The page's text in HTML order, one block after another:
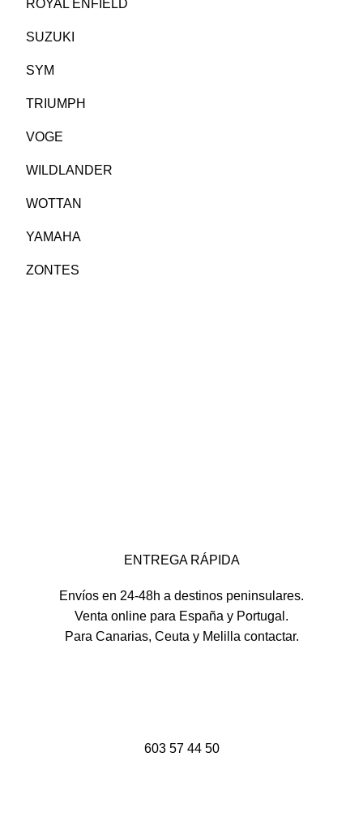
ROYAL ENFIELD
SUZUKI
SYM
TRIUMPH
VOGE
WILDLANDER
WOTTAN
YAMAHA
ZONTES
ENTREGA RÁPIDA
Envíos en 24-48h a destinos peninsulares.
Venta online para España y Portugal.
Para Canarias, Ceuta y Melilla contactar.
603 57 44 50